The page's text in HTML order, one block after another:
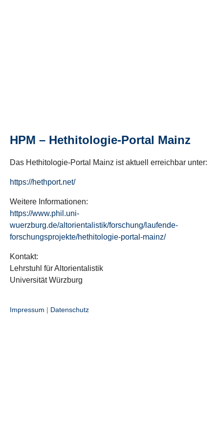
HPM – Hethitologie-Portal Mainz
Das Hethitologie-Portal Mainz ist aktuell erreichbar unter:
https://hethport.net/
Weitere Informationen:
https://www.phil.uni-
wuerzburg.de/altorientalistik/forschung/laufende-
forschungsprojekte/hethitologie-portal-mainz/
Kontakt:
Lehrstuhl für Altorientalistik
Universität Würzburg
Impressum | Datenschutz